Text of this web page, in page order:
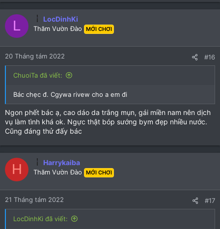
a
c
t
i
o
n
s
:
L LocDinhKi
Thăm Vườn Đào MỚI CHƠI
20 Tháng tám 2022 #16
ChuoiTa đã viết:
Bác chẹc đ. Cgywa rivew cho a em đi
Ngon phết bác ạ, cao dáo da trắng mụn, gái miền nam nên dịch
vụ làm tình khá ok. Ngực thật bóp sướng bym đẹp nhiều nước.
Cũng đáng thử đấy bác
H Harrykaiba
Thăm Vườn Đào MỚI CHƠI
21 Tháng tám 2022 #17
LocDinhKi đã viết: